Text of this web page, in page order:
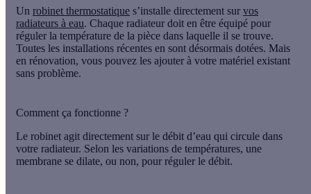
Un robinet thermostatique s’installe directement sur vos
radiateurs à eau. Chaque radiateur doit en être équipé pour
réguler la température de la pièce dans laquelle il se trouve.
Toutes les installations récentes en sont désormais dotées. Mais
en rénovation, vous pouvez les ajouter à votre matériel existant
sans problème.
Comment ça fonctionne ?
Le robinet agit directement sur le débit d’eau qui circule dans
votre radiateur. Selon les variations de températures, une
membrane se dilate, ou non, pour réguler le débit.